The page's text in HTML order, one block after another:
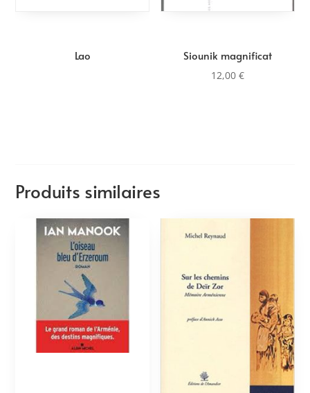
Lao Siounik magnificat
12,00 €
Produits similaires